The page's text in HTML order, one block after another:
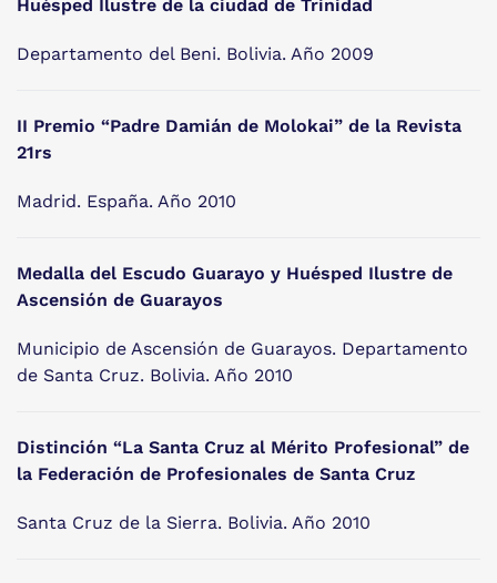
Huésped Ilustre de la ciudad de Trinidad
Departamento del Beni. Bolivia. Año 2009
II Premio “Padre Damián de Molokai” de la Revista
21rs
Madrid. España. Año 2010
Medalla del Escudo Guarayo y Huésped Ilustre de
Ascensión de Guarayos
Municipio de Ascensión de Guarayos. Departamento
de Santa Cruz. Bolivia. Año 2010
Distinción “La Santa Cruz al Mérito Profesional” de
la Federación de Profesionales de Santa Cruz
Santa Cruz de la Sierra. Bolivia. Año 2010